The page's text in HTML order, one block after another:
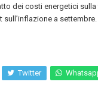
dei costi energetici
a
Twitter